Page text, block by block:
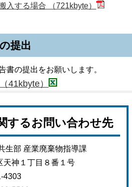
入する場合 （721kbyte）
提出
書の提出をお願いします。
41kbyte）
するお問い合わせ先
生部 産業廃棄物指導課
天神１丁目８番１号
4303